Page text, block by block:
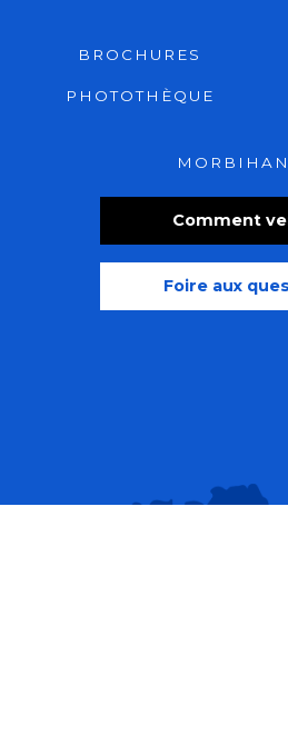
Comment
Foire aux
BROCHURES
PHOTOTHÈQUE